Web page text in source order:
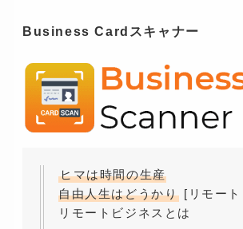
Business Cardスキャナー
ヒマは時間の生産
自由人生はどうかり [リモート
リモートビジネスとは